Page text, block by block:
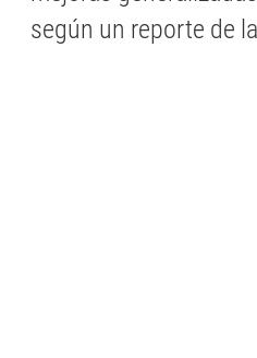
según un reporte de